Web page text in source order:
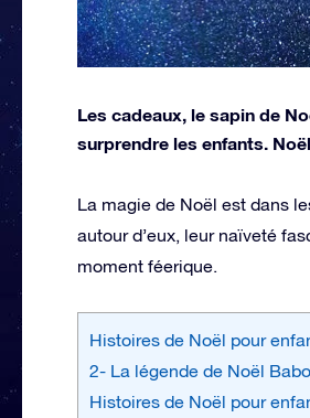
Les cadeaux, le sapin de
surprendre les enfants.
La magie de Noël est dans
autour d’eux, leur naïveté
moment féerique.
Histoires de Noël pour
2- La légende de Noël
Histoires de Noël pour